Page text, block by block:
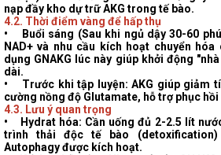
nạp đầy kho dự trữ AKG trong tế bào.
4.2. Thời điểm vàng để hấp thụ
•
Buổi sáng (Sau khi ngủ dậy 30-60
NAD+ và nhu cầu kích hoạt chuyển
dụng GNAKG lúc này giúp khởi động
dài.
•
Trước khi tập luyện: AKG giúp giảm
cường nồng độ Glutamate, hỗ trợ phục
4.3. Lưu ý quan trọng
•
Hydrat hóa: Cần uống đủ 2-2.5 lít
trình thải độc tế bào
Autophagy được kích hoạt.